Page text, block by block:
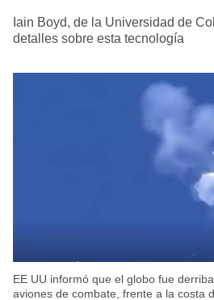
Iain Boyd, de la Universidad de
detalles sobre esta tecnología
EE UU informó que el globo fue
aviones de combate, frente a la costa